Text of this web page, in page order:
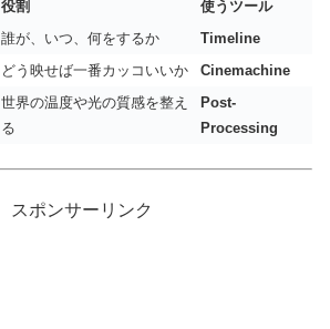
役割
使うツール
誰が、いつ、何をするか
Timeline
どう映せば一番カッコいいか
Cinemachine
世界の温度や光の質感を整え
る
Post-
Processing
スポンサーリンク